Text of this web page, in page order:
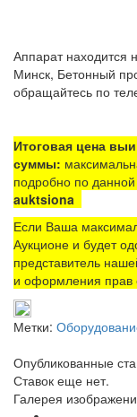
Аппарат находится
Минск, Бетонный
обращайтесь по
Итоговая цена
суммы:
подробно по
auktsiona
Если Ваша
Аукционе и будет
представитель
и оформления прав
Метки:
Опубликованные
Ставок еще нет.
Галерея